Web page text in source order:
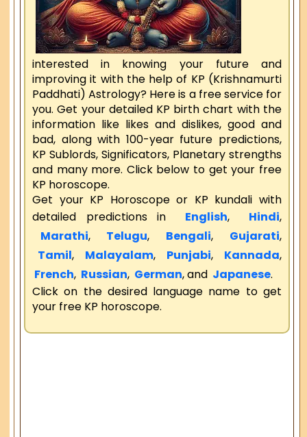
interested in knowing your future and
improving it with the help of KP (Krishnamurti
Paddhati) Astrology? Here is a free service for
you. Get your detailed KP birth chart with the
information like likes and dislikes, good and
bad, along with 100-year future predictions,
KP Sublords, Significators, Planetary strengths
and many more. Click below to get your free
KP horoscope.
Get your KP Horoscope or KP kundali with
detailed predictions in
English, Hindi,
Marathi, Telugu, Bengali, Gujarati,
Tamil, Malayalam, Punjabi, Kannada,
French, Russian, German, and Japanese.
Click on the desired language name to get
your free KP horoscope.